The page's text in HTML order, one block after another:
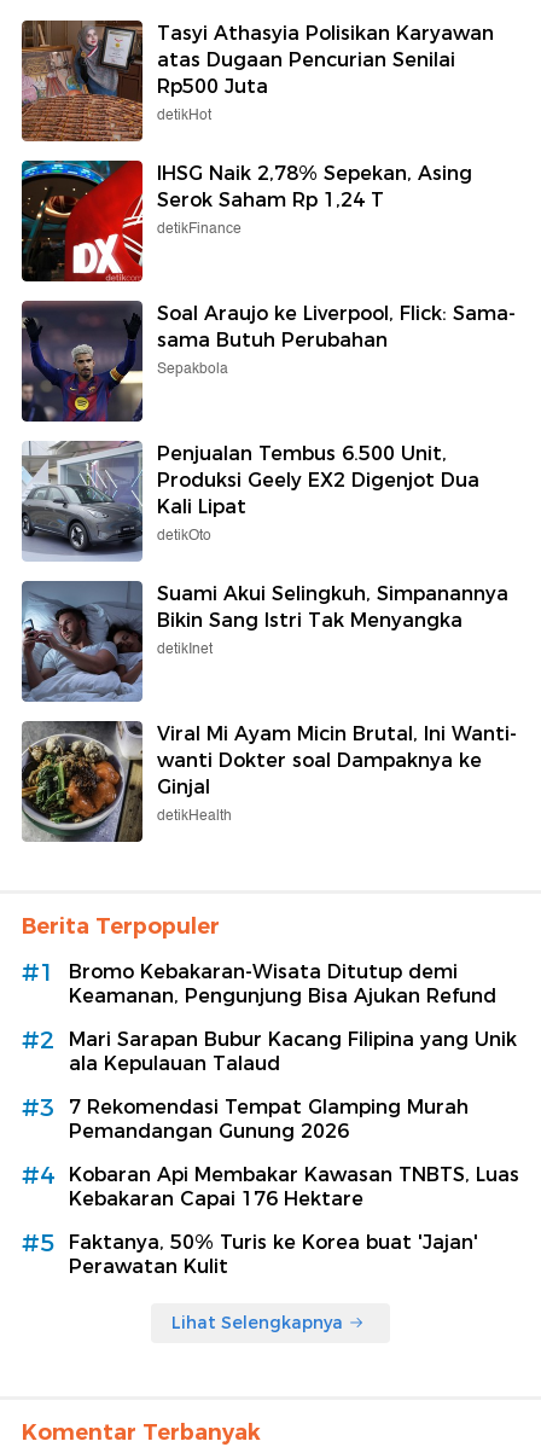
Tasyi Athasyia Polisikan Karyawan
atas Dugaan Pencurian Senilai
Rp500 Juta
detikHot
IHSG Naik 2,78% Sepekan, Asing
Serok Saham Rp 1,24 T
detikFinance
Soal Araujo ke Liverpool, Flick: Sama-
sama Butuh Perubahan
Sepakbola
Penjualan Tembus 6.500 Unit,
Produksi Geely EX2 Digenjot Dua
Kali Lipat
detikOto
Suami Akui Selingkuh, Simpanannya
Bikin Sang Istri Tak Menyangka
detikInet
Viral Mi Ayam Micin Brutal, Ini Wanti-
wanti Dokter soal Dampaknya ke
Ginjal
detikHealth
Berita Terpopuler
#1
Bromo Kebakaran-Wisata Ditutup demi
Keamanan, Pengunjung Bisa Ajukan Refund
#2
Mari Sarapan Bubur Kacang Filipina yang Unik
ala Kepulauan Talaud
#3
7 Rekomendasi Tempat Glamping Murah
Pemandangan Gunung 2026
#4
Kobaran Api Membakar Kawasan TNBTS, Luas
Kebakaran Capai 176 Hektare
#5
Faktanya, 50% Turis ke Korea buat 'Jajan'
Perawatan Kulit
Lihat Selengkapnya
Komentar Terbanyak